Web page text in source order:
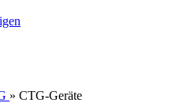
» CTG-Geräte